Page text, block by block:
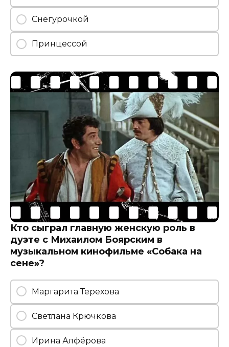
Снегурочкой
Принцессой
Кто сыграл главную женскую роль в
дуэте с Михаилом Боярским в
музыкальном кинофильме «Собака на
сене»?
Маргарита Терехова
Светлана Крючкова
Ирина Алфёрова